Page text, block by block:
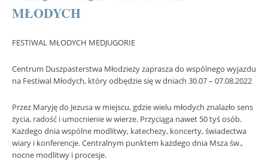
MŁODYCH
FESTIWAL MŁODYCH MEDJUGORIE
Centrum Duszpasterstwa Młodzieży zaprasza do wspólnego wyjazdu
na Festiwal Młodych, który odbędzie się w dniach 30.07 – 07.08.2022
Przez Maryję do Jezusa w miejscu, gdzie wielu młodych znalazło sens
życia, radość i umocnienie w wierze. Przyciąga nawet 50 tyś osób.
Każdego dnia wspólne modlitwy, katechezy, koncerty, świadectwa
wiary i konferencje. Centralnym punktem każdego dnia Msza św.,
nocne modlitwy i procesje.